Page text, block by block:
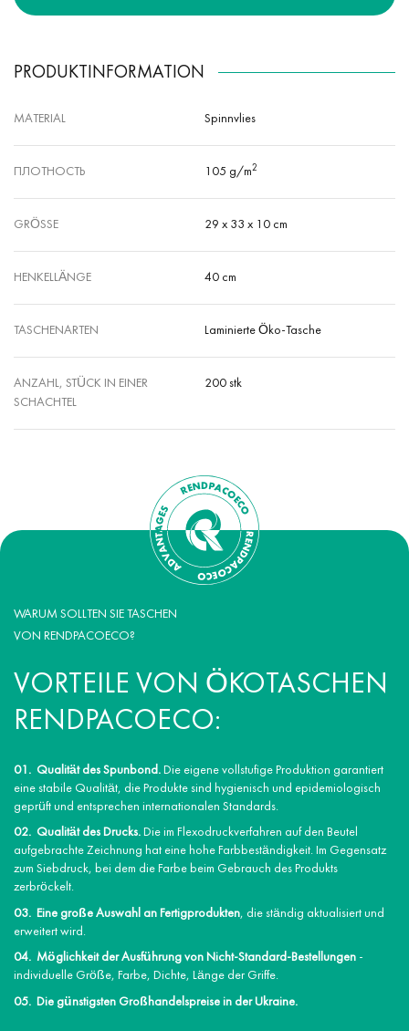
PRODUKTINFORMATION
MATERIAL Spinnvlies
ПЛОТНОСТЬ 105 g/m2
GRÖSSE 29 х 33 х 10 cm
HENKELLÄNGE 40 cm
TASCHENARTEN Laminierte Öko-Tasche
ANZAHL, STÜCK IN EINER
SCHACHTEL
200 stk
WARUM SOLLTEN SIE TASCHEN
VON RENDPACOECO?
VORTEILE VON ÖKOTASCHEN
RENDPACOECO:
Qualität des Spunbond.Die eigene vollstufige Produktion garantiert
eine stabile Qualität, die Produkte sind hygienisch und epidemiologisch
geprüft und entsprechen internationalen Standards.
Qualität des Drucks. Die im Flexodruckverfahren auf den Beutel
aufgebrachte Zeichnung hat eine hohe Farbbeständigkeit. Im Gegensatz
zum Siebdruck, bei dem die Farbe beim Gebrauch des Produkts
zerbröckelt.
Eine große Auswahl an Fertigprodukten, die ständig aktualisiert und
erweitert wird.
Möglichkeit der Ausführung von Nicht-Standard-Bestellungen -
individuelle Größe, Farbe, Dichte, Länge der Griffe.
Die günstigsten Großhandelspreise in der Ukraine.